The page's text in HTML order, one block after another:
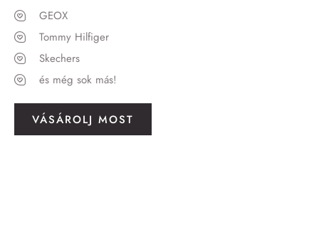
GEOX
Tommy Hilfiger
Skechers
és még sok más!
VÁSÁROLJ MOST